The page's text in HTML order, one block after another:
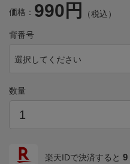
価格： 990円 （税込）
背番号
選択してください
数量
楽天IDで決済すると 9